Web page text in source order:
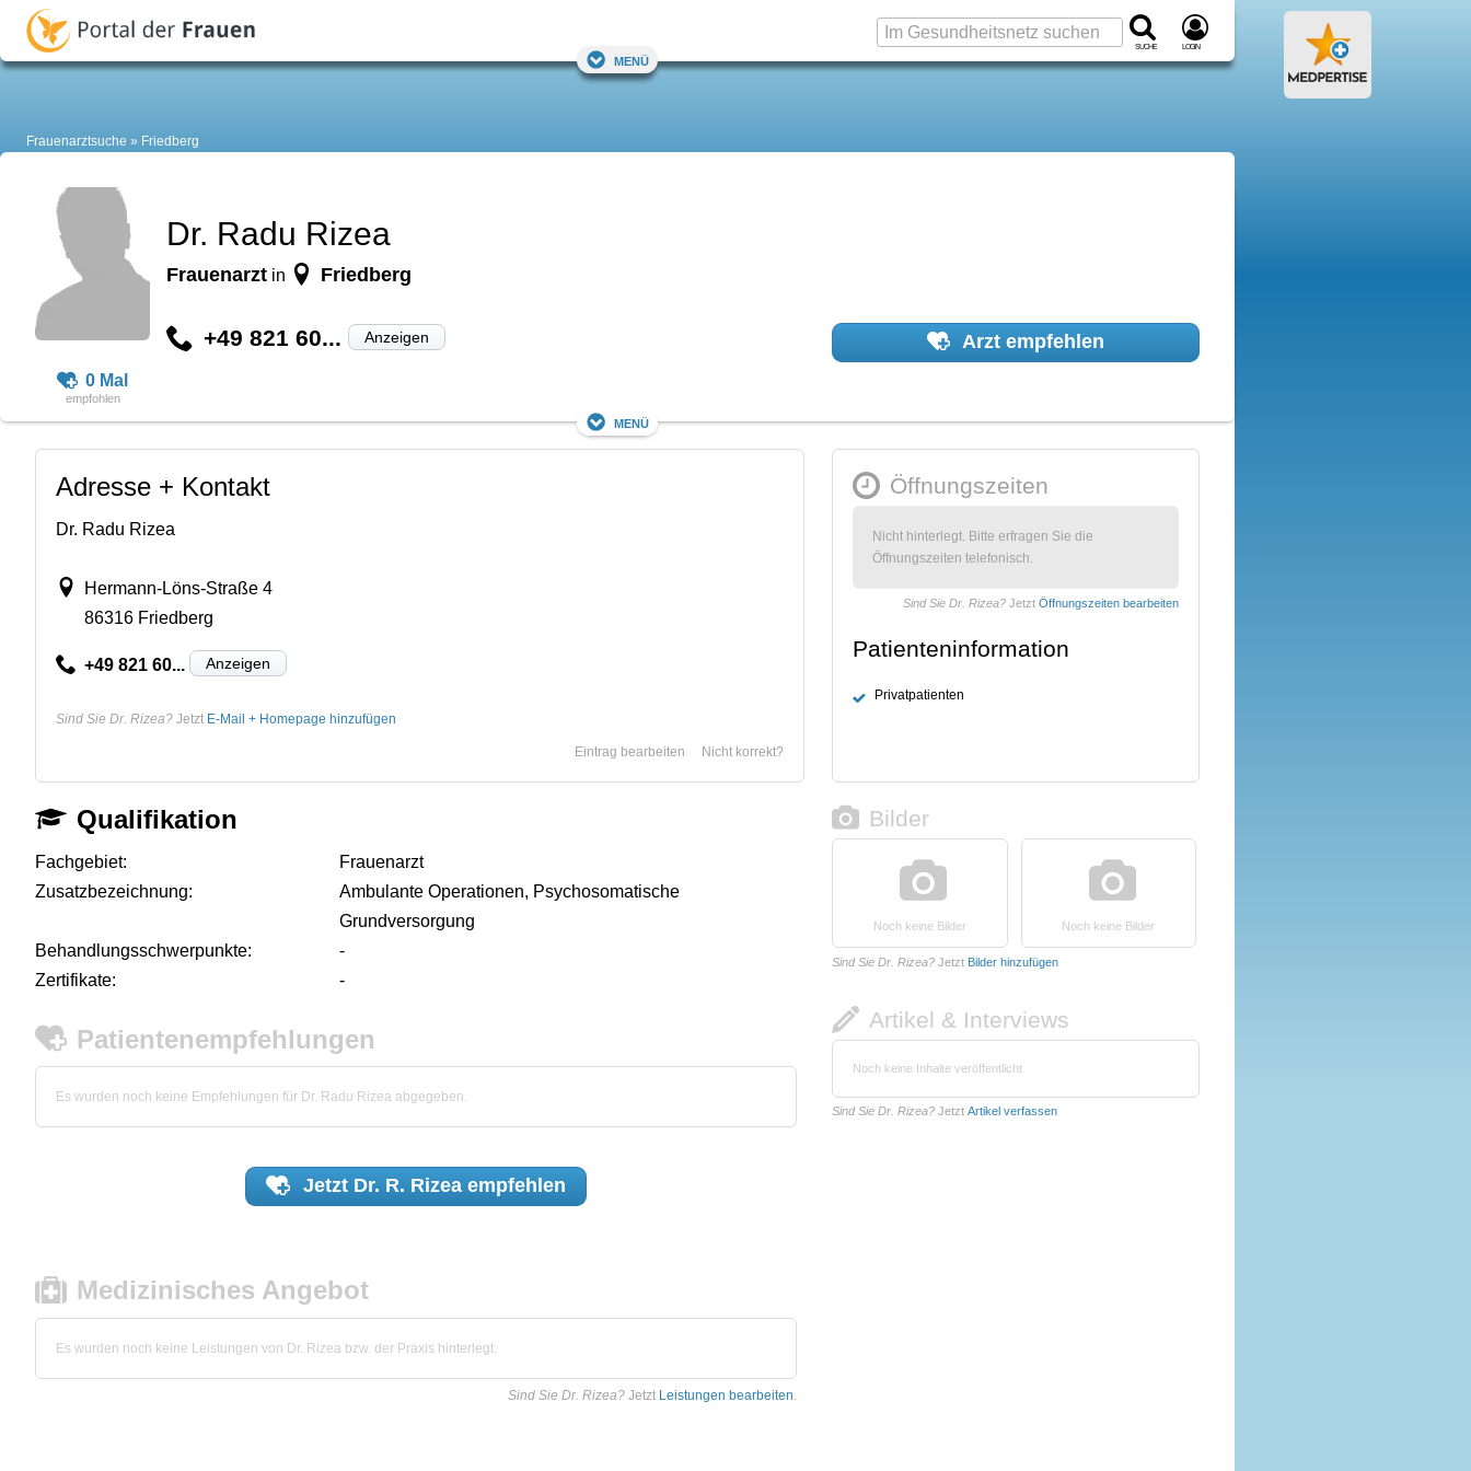
Suche Login
Menü
Frauenarztsuche Friedberg
0 Mal
Dr. Radu Rizea
Frauenarzt in Friedberg
+49 821 60... Anzeigen Arzt empfehlen
Menü
Adresse + Kontakt
Dr. Radu Rizea
Hermann-Löns-Straße 4
86316 Friedberg
+49 821 60... Anzeigen
Sind Sie Dr. Rizea? Jetzt E-Mail + Homepage hinzufügen
Nicht korrekt?
Eintrag bearbeiten
Öffnungszeiten
Nicht hinterlegt. Bitte erfragen Sie die
Öffnungszeiten telefonisch.
Sind Sie Dr. Rizea? Jetzt Öffnungszeiten bearbeiten
Patienteninformation
Privatpatienten
Qualifikation
Fachgebiet:
Frauenarzt
Zusatzbezeichnung:
Ambulante Operationen, Psychosomatische
Grundversorgung
Behandlungsschwerpunkte:
-
Zertifikate:
-
Patientenempfehlungen
Es wurden noch keine Empfehlungen für Dr. Radu Rizea abgegeben.
Jetzt Dr. R. Rizeaempfehlen
Medizinisches Angebot
Es wurden noch keine Leistungen von Dr. Rizea bzw. der Praxis hinterlegt.
Sind Sie Dr. Rizea? Jetzt Leistungen bearbeiten.
Bilder
Noch keine Bilder Noch keine Bilder
Sind Sie Dr. Rizea? Jetzt Bilder hinzufügen
Artikel & Interviews
Noch keine Inhalte veröffentlicht
Sind Sie Dr. Rizea? Jetzt Artikel verfassen